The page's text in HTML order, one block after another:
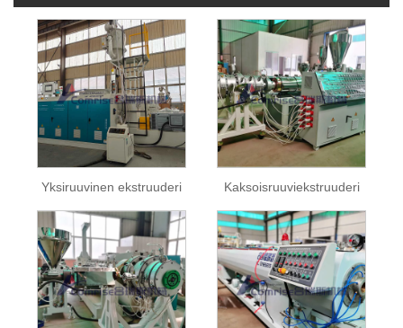
Yksiruuvinen ekstruuderi Kaksoisruuviekstruuderi